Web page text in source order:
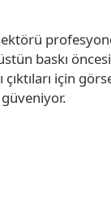
sektörü
baskı öncesi
için